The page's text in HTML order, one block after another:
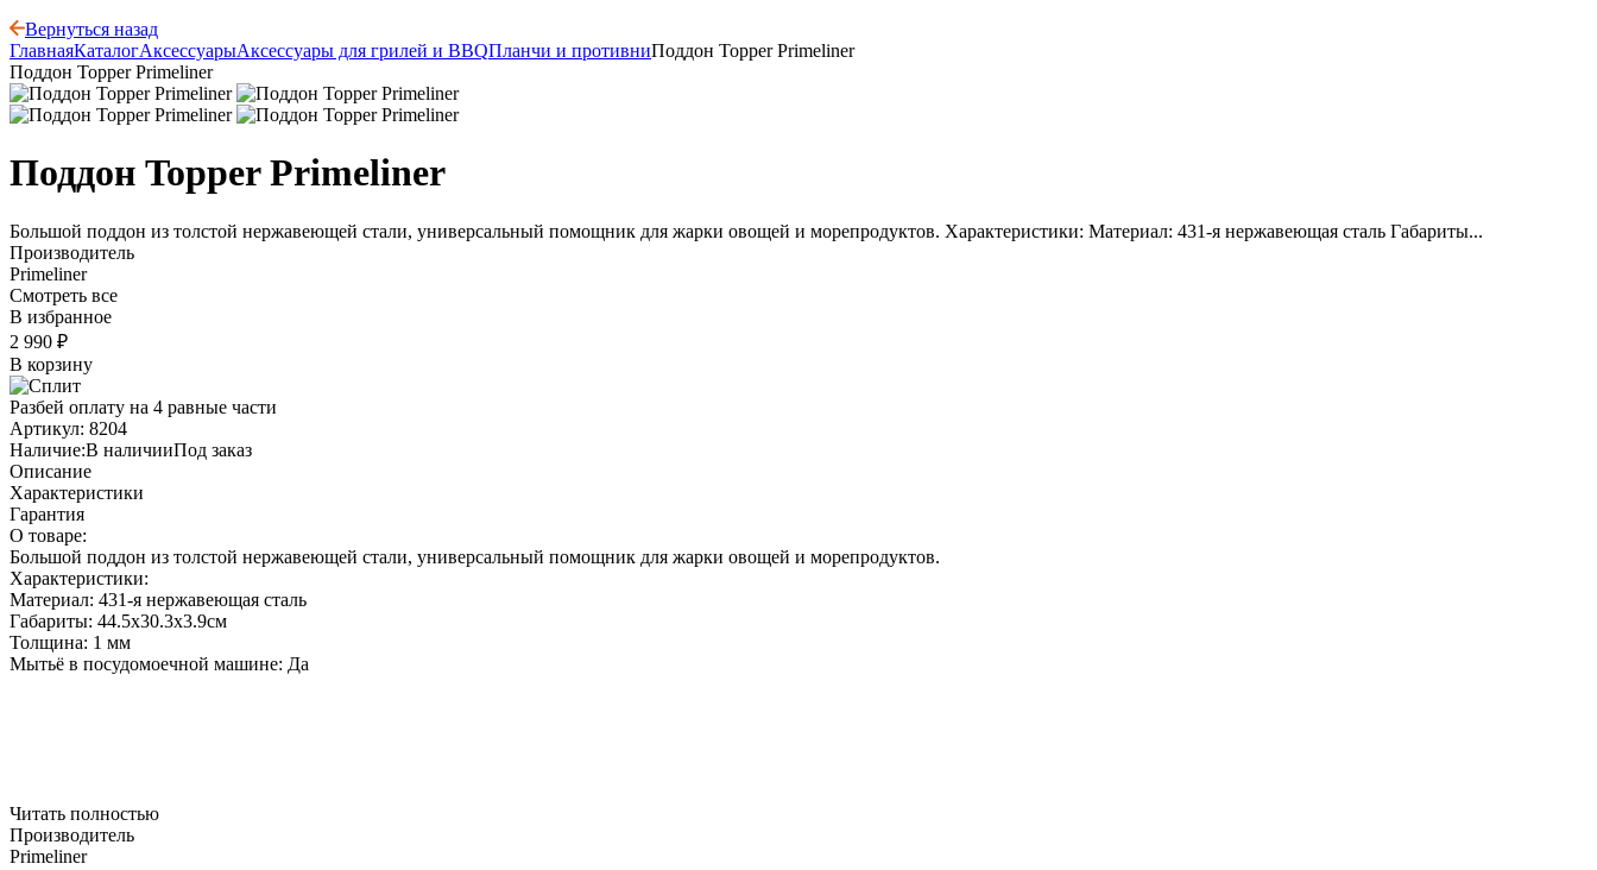
Вернуться назад
ГлавнаяКаталогАксессуарыАксессуары для грилей и BBQПланчи и противниПоддон Topper Primeliner
Поддон Topper Primeliner
Поддон Topper Primeliner
Большой поддон из толстой нержавеющей стали, универсальный помощник для жарки овощей и морепродуктов. Характеристики: Материал: 431-я нержавеющая сталь Габариты...
Производитель
Primeliner
Смотреть все
В избранное
2 990 ₽
В корзину
Разбей оплату на 4 равные части
Артикул: 8204
Наличие:В наличииПод заказ
Описание
Характеристики
Гарантия
О товаре:
Большой поддон из толстой нержавеющей стали, универсальный помощник для жарки овощей и морепродуктов.
Характеристики:
Материал: 431-я нержавеющая сталь
Габариты: 44.5x30.3x3.9см
Толщина: 1 мм
Мытьё в посудомоечной машине: Да
Читать полностью
Производитель
Primeliner